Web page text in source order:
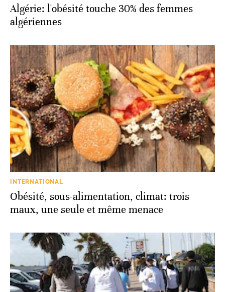
Algérie: l'obésité touche 30% des femmes
algériennes
INTERNATIONAL
Obésité, sous-alimentation, climat: trois
maux, une seule et même menace